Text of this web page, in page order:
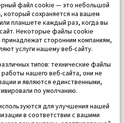
файл cookie — это небольшой
сохраняется на вашем
планшете каждый раз, когда вы
Некоторые файлы cookie
сторонним компаниям,
услуги нашему веб-сайту.
типов: технические файлы
нашего веб-сайта, они не
и являются единственными,
по умолчанию.
для улучшения нашей
в соответствии с вашими